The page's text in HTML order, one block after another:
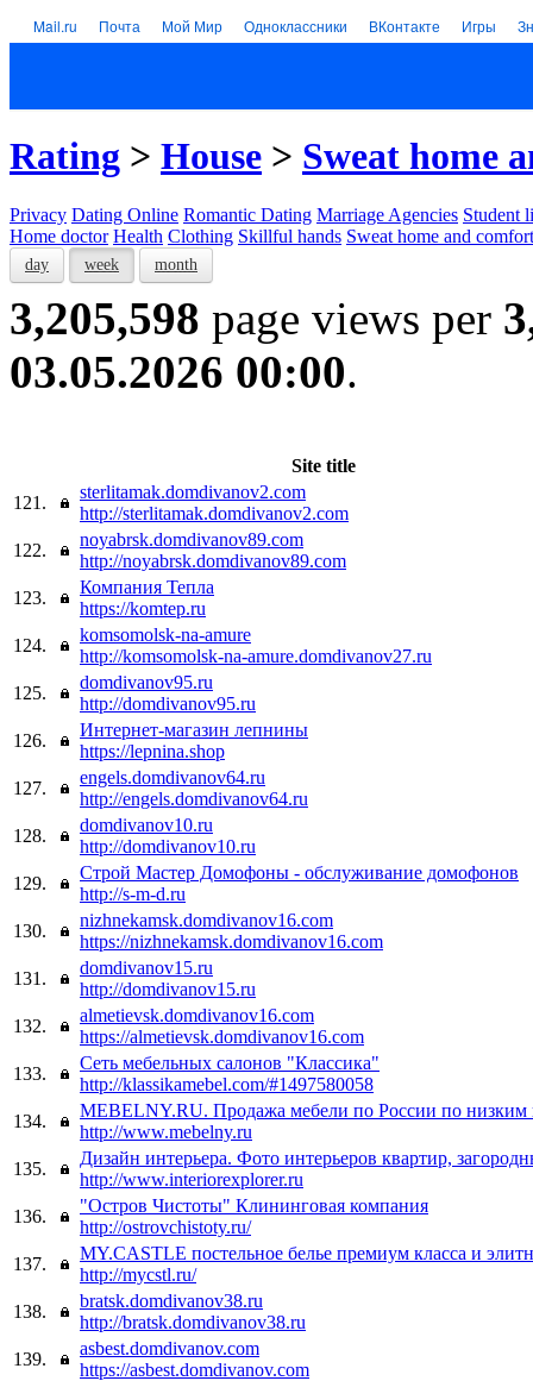
Mail.ru Почта Мой Мир Одноклассники ВКонтакте Игры
Rating > House > Sweat home
Privacy Dating Online Romantic Dating Marriage Agencies Student
Home doctor Health Clothing Skillful hands Sweat home and comfort
day week month
3,205,598 page views per
03.05.2026 00:00.
Site title
121.
sterlitamak.domdivanov2.com
http://sterlitamak.domdivanov2.com
122.
noyabrsk.domdivanov89.com
http://noyabrsk.domdivanov89.com
123.
Компания Тепла
https://komtep.ru
124.
komsomolsk-na-amure
http://komsomolsk-na-amure.domdivanov27.ru
125.
domdivanov95.ru
http://domdivanov95.ru
126.
Интернет-магазин лепнины
https://lepnina.shop
127.
engels.domdivanov64.ru
http://engels.domdivanov64.ru
128.
domdivanov10.ru
http://domdivanov10.ru
129.
Строй Мастер Домофоны - обслуживание домофонов
http://s-m-d.ru
130.
nizhnekamsk.domdivanov16.com
https://nizhnekamsk.domdivanov16.com
131.
domdivanov15.ru
http://domdivanov15.ru
132.
almetievsk.domdivanov16.com
https://almetievsk.domdivanov16.com
133.
Сеть мебельных салонов "Классика"
http://klassikamebel.com/#1497580058
134.
MEBELNY.RU. Продажа мебели по России по низким
http://www.mebelny.ru
135.
Дизайн интерьера. Фото интерьеров квартир,
http://www.interiorexplorer.ru
136.
"Остров Чистоты" Клининговая компания
http://ostrovchistoty.ru/
137.
MY.CASTLE постельное белье премиум класса и
http://mycstl.ru/
138.
bratsk.domdivanov38.ru
http://bratsk.domdivanov38.ru
139.
asbest.domdivanov.com
https://asbest.domdivanov.com